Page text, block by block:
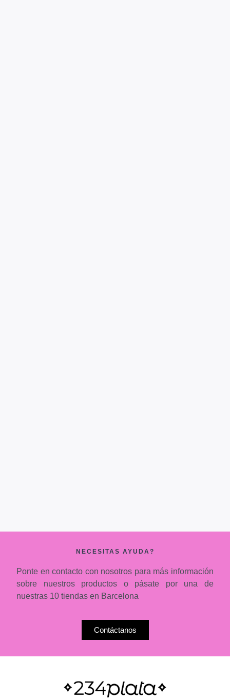
NECESITAS AYUDA?
Ponte en contacto con nosotros para más información
sobre nuestros productos o pásate por una de
nuestras 10 tiendas en Barcelona
Contáctanos